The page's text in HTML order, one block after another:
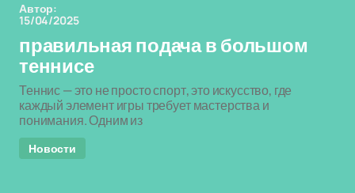
Автор:
15/04/2025
правильная подача в большом
теннисе
Теннис — это не просто спорт, это искусство, где
каждый элемент игры требует мастерства и
понимания. Одним из
Новости